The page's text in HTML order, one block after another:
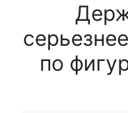
по